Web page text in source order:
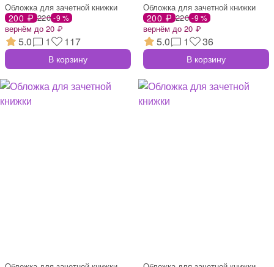
Обложка для зачетной книжки
200 ₽ 220 -9 %
вернём до 20 ₽
5.0 1 117
В корзину
Обложка для зачетной книжки
200 ₽ 220 -9 %
вернём до 20 ₽
5.0 1 36
В корзину